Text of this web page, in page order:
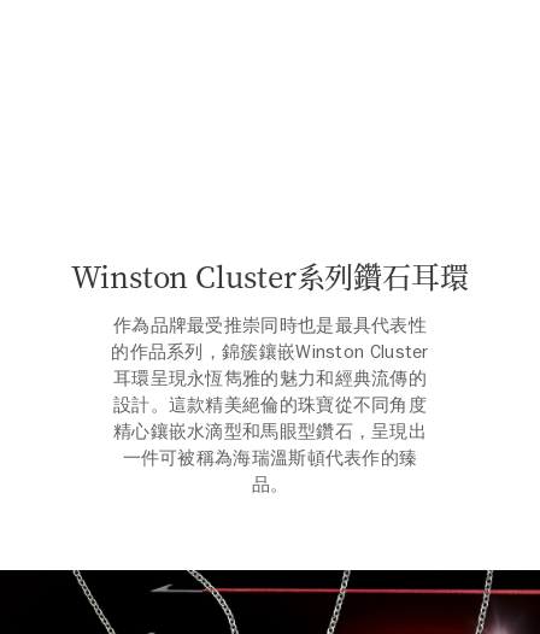
Winston Cluster系列鑽石耳環
作為品牌最受推崇同時也是最具代表性
的作品系列，錦簇鑲嵌Winston Cluster
耳環呈現永恆雋雅的魅力和經典流傳的
設計。這款精美絕倫的珠寶從不同角度
精心鑲嵌水滴型和馬眼型鑽石，呈現出
一件可被稱為海瑞溫斯頓代表作的臻
品。